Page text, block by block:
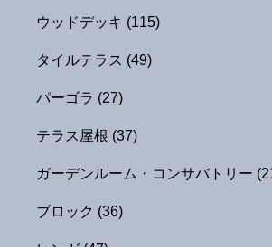
ウッドデッキ (115)
タイルテラス (49)
パーゴラ (27)
テラス屋根 (37)
ガーデンルーム・コンサバトリー
ブロック (36)